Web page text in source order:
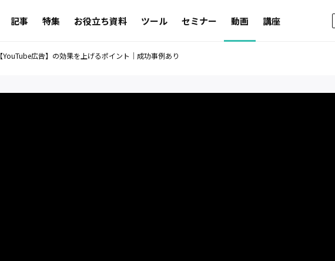
記事 特集 お役立ち資料 ツール セミナー 動画 講座
【YouTube広告】の効果を上げるポイント｜成功事例あり